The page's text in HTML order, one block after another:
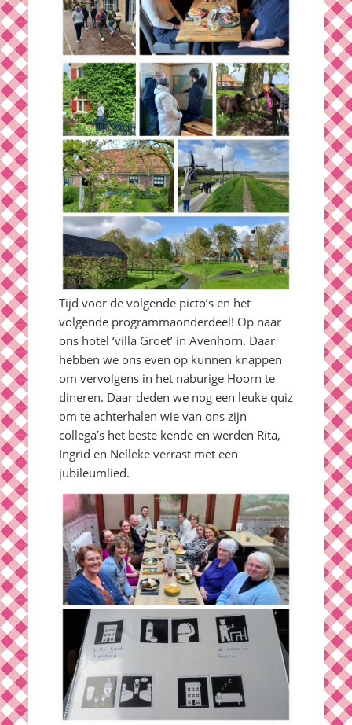
Tijd voor de volgende picto’s en het
volgende programmaonderdeel! Op naar
ons hotel ‘villa Groet’ in Avenhorn. Daar
hebben we ons even op kunnen knappen
om vervolgens in het naburige Hoorn te
dineren. Daar deden we nog een leuke quiz
om te achterhalen wie van ons zijn
collega’s het beste kende en werden Rita,
Ingrid en Nelleke verrast met een
jubileumlied.